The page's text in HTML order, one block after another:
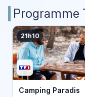
Programme
21h10
Camping Paradis